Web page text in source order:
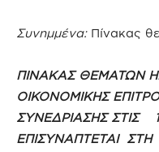
Συνημμένα: Πίνακας
ΠΙΝΑΚΑΣ ΘΕΜΑΤΩΝ
ΟΙΚΟΝΟΜΙΚΗΣ
ΣΥΝΕΔΡΙΑΣΗΣ ΣΤΙΣ
ΕΠΙΣΥΝΑΠΤΕΤΑΙ